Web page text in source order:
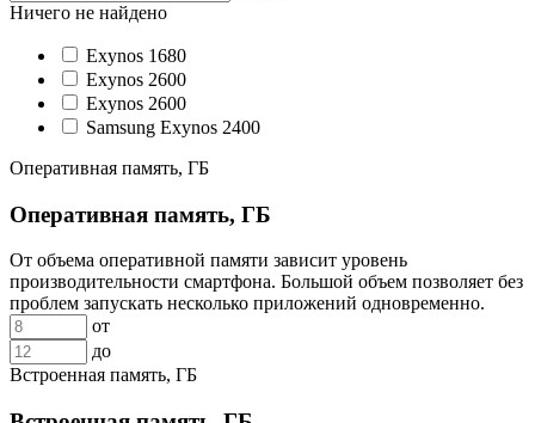
Ничего не найдено
Exynos 1680
Exynos 2600
Exynos 2600
Samsung Exynos 2400
Оперативная память, ГБ
Оперативная память, ГБ
От объема оперативной памяти зависит уровень
производительности смартфона. Большой объем позволяет без
проблем запускать несколько приложений одновременно.
от
до
Встроенная память, ГБ